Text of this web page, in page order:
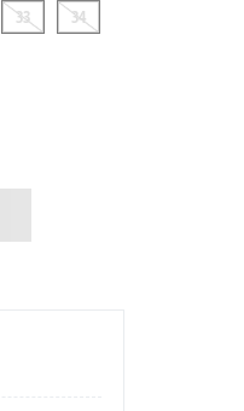
33
34